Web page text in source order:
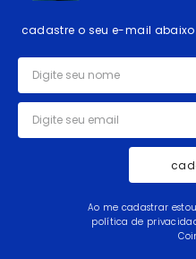
cadastre o seu e-mail
Ao me cadastrar
política de